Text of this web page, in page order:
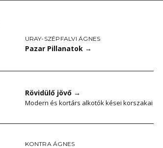
URAY-SZÉPFALVI ÁGNES
Pazar Pillanatok →
Rövidülő jövő →
Modern és kortárs alkotók kései korszakai
KONTRA ÁGNES